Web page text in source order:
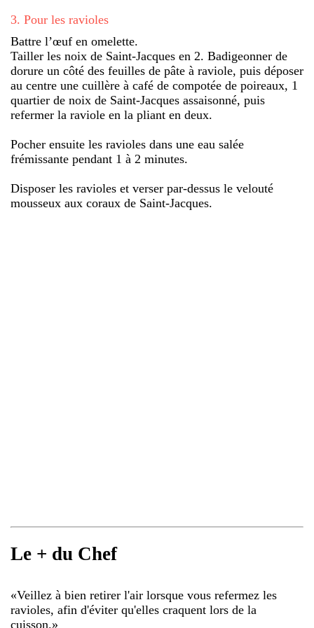
3. Pour les ravioles
Battre l’œuf en omelette.
Tailler les noix de Saint-Jacques en 2. Badigeonner de
dorure un côté des feuilles de pâte à raviole, puis déposer
au centre une cuillère à café de compotée de poireaux, 1
quartier de noix de Saint-Jacques assaisonné, puis
refermer la raviole en la pliant en deux.
Pocher ensuite les ravioles dans une eau salée
frémissante pendant 1 à 2 minutes.
Disposer les ravioles et verser par-dessus le velouté
mousseux aux coraux de Saint-Jacques.
Le + du Chef
«Veillez à bien retirer l'air lorsque vous refermez les
ravioles, afin d'éviter qu'elles craquent lors de la
cuisson.»